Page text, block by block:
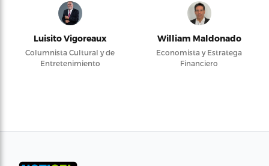
Luisito Vigoreaux
Columnista Cultural y de
Entretenimiento
William Maldonado
Economista y Estratega
Financiero